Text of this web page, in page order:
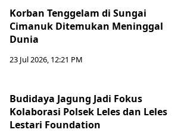
Korban Tenggelam di Sungai
Cimanuk Ditemukan Meninggal
Dunia
23 Jul 2026, 12:21 PM
Budidaya Jagung Jadi Fokus
Kolaborasi Polsek Leles dan Leles
Lestari Foundation